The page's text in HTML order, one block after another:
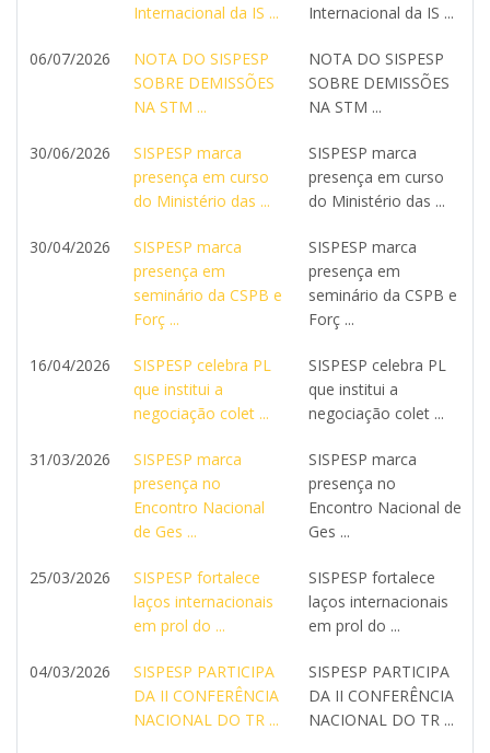
Internacional da IS ...
Internacional da IS ...
06/07/2026
NOTA DO SISPESP
SOBRE DEMISSÕES
NA STM ...
NOTA DO SISPESP
SOBRE DEMISSÕES
NA STM ...
30/06/2026
SISPESP marca
presença em curso
do Ministério das ...
SISPESP marca
presença em curso
do Ministério das ...
30/04/2026
SISPESP marca
presença em
seminário da CSPB e
Forç ...
SISPESP marca
presença em
seminário da CSPB e
Forç ...
16/04/2026
SISPESP celebra PL
que institui a
negociação colet ...
SISPESP celebra PL
que institui a
negociação colet ...
31/03/2026
SISPESP marca
presença no
Encontro Nacional
de Ges ...
SISPESP marca
presença no
Encontro Nacional de
Ges ...
25/03/2026
SISPESP fortalece
laços internacionais
em prol do ...
SISPESP fortalece
laços internacionais
em prol do ...
04/03/2026
SISPESP PARTICIPA
DA II CONFERÊNCIA
NACIONAL DO TR ...
SISPESP PARTICIPA
DA II CONFERÊNCIA
NACIONAL DO TR ...